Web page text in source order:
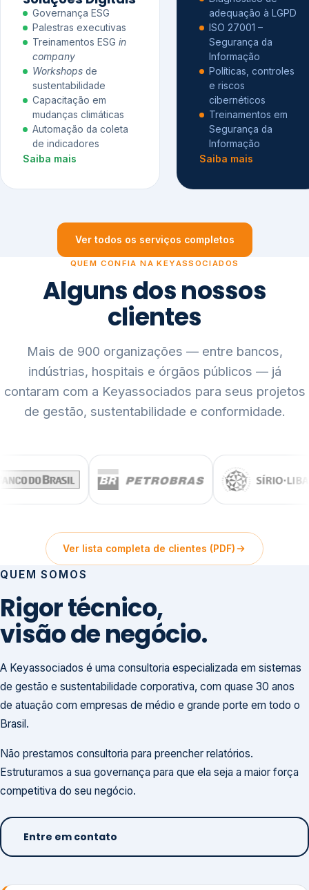
Governança ESG
Palestras executivas
Treinamentos ESG in
company
Workshops de
sustentabilidade
Capacitação em
mudanças climáticas
Automação da coleta
de indicadores
Saiba mais
adequação à LGPD
ISO 27001 –
Segurança da
Informação
Políticas, controles
e riscos
cibernéticos
Treinamentos em
Segurança da
Informação
Saiba mais
Ver todos os serviços completos
QUEM CONFIA NA KEYASSOCIADOS
Alguns dos nossos
clientes
Mais de 900 organizações — entre bancos,
indústrias, hospitais e órgãos públicos — já
contaram com a Keyassociados para seus projetos
de gestão, sustentabilidade e conformidade.
Ver lista completa de clientes (PDF)
QUEM SOMOS
Rigor técnico,
visão de negócio.
A Keyassociados é uma consultoria especializada em sistemas
de gestão e sustentabilidade corporativa, com quase 30 anos
de atuação com empresas de médio e grande porte em todo o
Brasil.
Não prestamos consultoria para preencher relatórios.
Estruturamos a sua governança para que ela seja a maior força
competitiva do seu negócio.
Entre em contato